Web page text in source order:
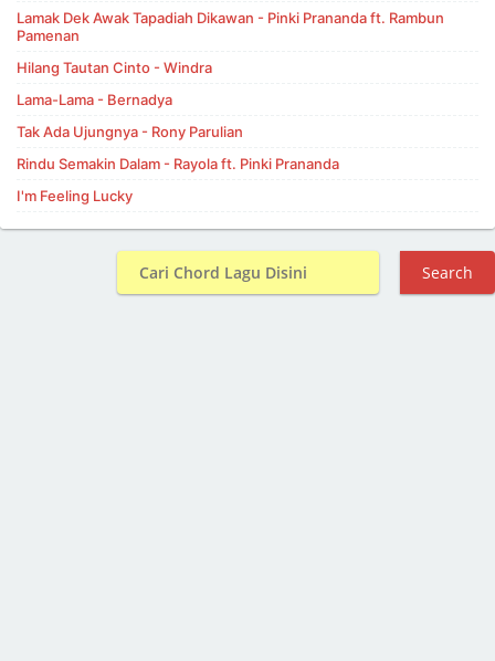
Lamak Dek Awak Tapadiah Dikawan - Pinki Prananda ft. Rambun
Pamenan
Hilang Tautan Cinto - Windra
Lama-Lama - Bernadya
Tak Ada Ujungnya - Rony Parulian
Rindu Semakin Dalam - Rayola ft. Pinki Prananda
I'm Feeling Lucky
Search